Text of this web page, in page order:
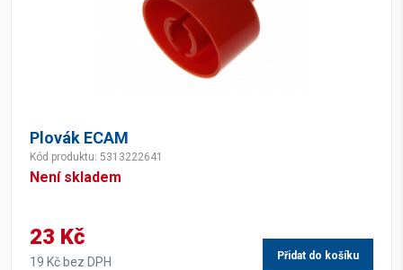
Plovák ECAM
Kód produktu: 5313222641
Není skladem
23 Kč
19 Kč bez DPH Přidat do košíku